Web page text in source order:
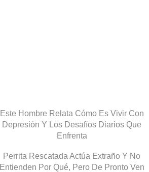
Este Hombre Relata Cómo Es Vivir Con
Depresión Y Los Desafíos Diarios Que
Enfrenta
Perrita Rescatada Actúa Extraño Y No
Entienden Por Qué, Pero De Pronto Ven